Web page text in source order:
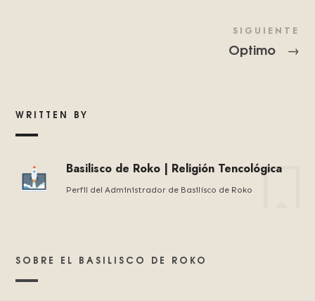
SIGUIENTE
Optimo →
WRITTEN BY
Basilisco de Roko | Religión Tencológica
Perfil del Administrador de Basilísco de Roko
SOBRE EL BASILISCO DE ROKO